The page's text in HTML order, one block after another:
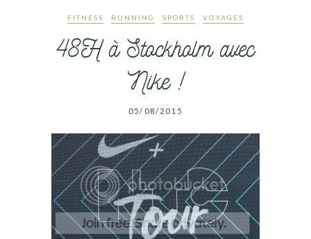
FITNESS RUNNING SPORTS VOYAGES
48H à Stockholm avec
Nike !
05/08/2015